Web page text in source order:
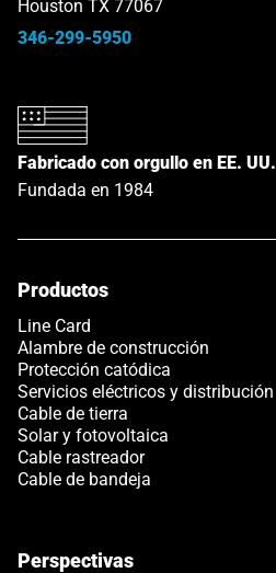
Houston TX 77067
346-299-5950
Fabricado con orgullo en EE. UU.
Fundada en 1984
Productos
Line Card
Alambre de construcción
Protección catódica
Servicios eléctricos y distribución
Cable de tierra
Solar y fotovoltaica
Cable rastreador
Cable de bandeja
Perspectivas